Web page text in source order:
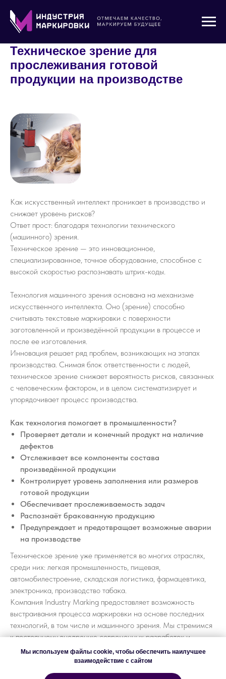
Мы используем файлы cookie, чтобы обеспечить наилучшее
взаимодействие с сайтом
Главная » Новости и статьи
Техническое зрение для
прослеживания готовой
продукции на производстве
Как искусственный интеллект проникает в производство и
снижает уровень рисков?
Ответ прост: благодаря технологии технического
(машинного) зрения.
Техническое зрение — это инновационное,
специализированное, точное оборудование, способное с
высокой скоростью распознавать штрих-коды.
Технология машинного зрения основана на механизме
искусственного интеллекта. Оно (зрение) способно
считывать текстовые маркировки с поверхности
заготовленной и произведённой продукции в процессе и
после ее изготовления.
Инновация решает ряд проблем, возникающих на этапах
производства. Снимая блок ответственности с людей,
техническое зрение снижает вероятность рисков, связанных
с человеческим фактором, и в целом систематизирует и
упорядочивает процесс производства.
Как технология помогает в промышленности? ⠀
Проверяет детали и конечный продукт на наличие
дефектов
Отслеживает все компоненты состава
произведённой продукции
Контролирует уровень заполнения или размеров
готовой продукции
Обеспечивает прослеживаемость задач
Распознаёт бракованную продукцию
Предупреждает и предотвращает возможные аварии
на производстве
Техническое зрение уже применяется во многих отраслях,
среди них: легкая промышленность, пищевая,
автомобилестроение, складская логистика, фармацевтика,
электроника, производство табака.
Компания Industry Marking предоставляет возможность
выстраивания процесса маркировки на основе последних
технологий, в том числе и машинного зрения. Мы стремимся
к постоянному внедрению современных разработок и
поэтому располагаем оборудованием с высокоскоростным и
точным распознанием штрих-кодов от мировых лидеров
производства.